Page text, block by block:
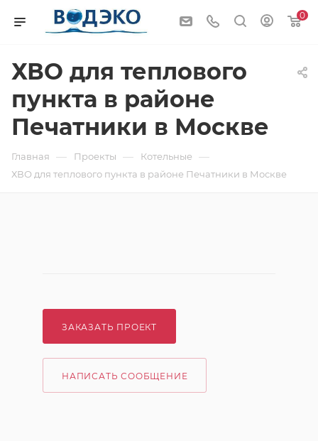
0
ХВО для теплового
пункта в районе
Печатники в Москве
Главная — Проекты — Котельные —
ХВО для теплового пункта в районе Печатники в Москве
ЗАКАЗАТЬ ПРОЕКТ
НАПИСАТЬ СООБЩЕНИЕ